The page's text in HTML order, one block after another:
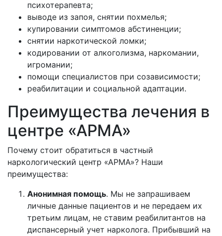
психотерапевта;
выводе из запоя, снятии похмелья;
купировании симптомов абстиненции;
снятии наркотической ломки;
кодировании от алкоголизма, наркомании,
игромании;
помощи специалистов при созависимости;
реабилитации и социальной адаптации.
Преимущества лечения в
центре «АРМА»
Почему стоит обратиться в частный
наркологический центр «АРМА»? Наши
преимущества:
Анонимная помощь. Мы не запрашиваем
личные данные пациентов и не передаем их
третьим лицам, не ставим реабилитантов на
диспансерный учет нарколога. Прибывший на